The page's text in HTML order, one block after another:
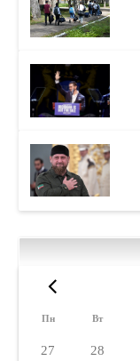
Пн Вт
27 28